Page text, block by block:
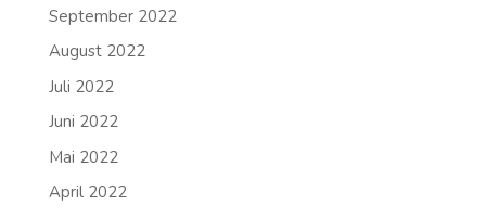
September 2022
August 2022
Juli 2022
Juni 2022
Mai 2022
April 2022